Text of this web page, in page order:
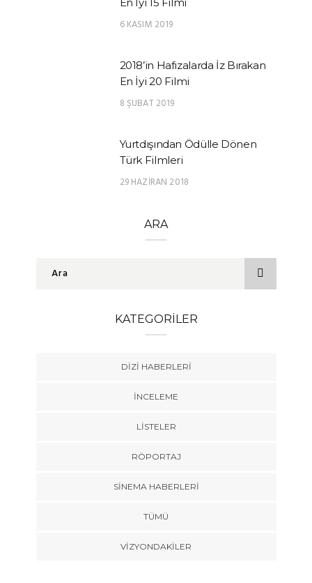
6 KASIM 2019
2018’in Hafızalarda İz Bırakan
En İyi 20 Filmi
8 ŞUBAT 2019
Yurtdışından Ödülle Dönen
Türk Filmleri
29 HAZIRAN 2018
ARA
KATEGORILER
DIZI HABERLERI
İNCELEME
LISTELER
RÖPORTAJ
SINEMA HABERLERI
TÜMÜ
VIZYONDAKILER